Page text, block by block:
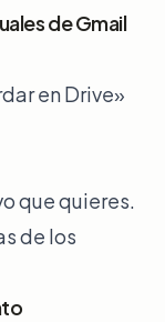
de Gmail
en Drive»
que quieres.
de los